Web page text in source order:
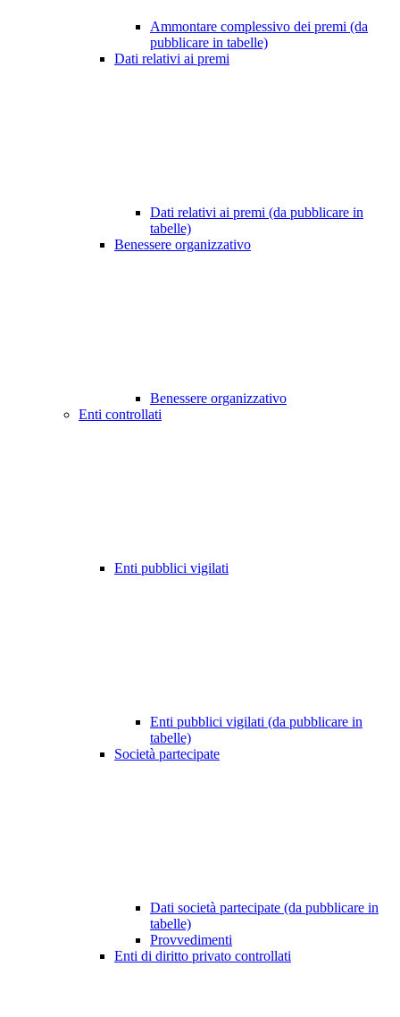
Ammontare complessivo dei premi (da
pubblicare in tabelle)
Dati relativi ai premi
Dati relativi ai premi (da pubblicare in
tabelle)
Benessere organizzativo
Benessere organizzativo
Enti controllati
Enti pubblici vigilati
Enti pubblici vigilati (da pubblicare in
tabelle)
Società partecipate
Dati società partecipate (da pubblicare in
tabelle)
Provvedimenti
Enti di diritto privato controllati